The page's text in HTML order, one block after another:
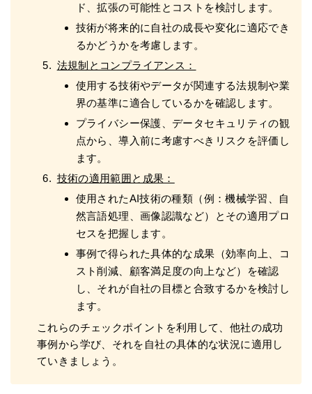
ド、拡張の可能性とコストを検討します。
技術が将来的に自社の成長や変化に適応でき
るかどうかを考慮します。
法規制とコンプライアンス：
使用する技術やデータが関連する法規制や業
界の基準に適合しているかを確認します。
プライバシー保護、データセキュリティの観
点から、導入前に考慮すべきリスクを評価し
ます。
技術の適用範囲と成果：
使用されたAI技術の種類（例：機械学習、自
然言語処理、画像認識など）とその適用プロ
セスを把握します。
事例で得られた具体的な成果（効率向上、コ
スト削減、顧客満足度の向上など）を確認
し、それが自社の目標と合致するかを検討し
ます。
これらのチェックポイントを利用して、他社の成功
事例から学び、それを自社の具体的な状況に適用し
ていきましょう。